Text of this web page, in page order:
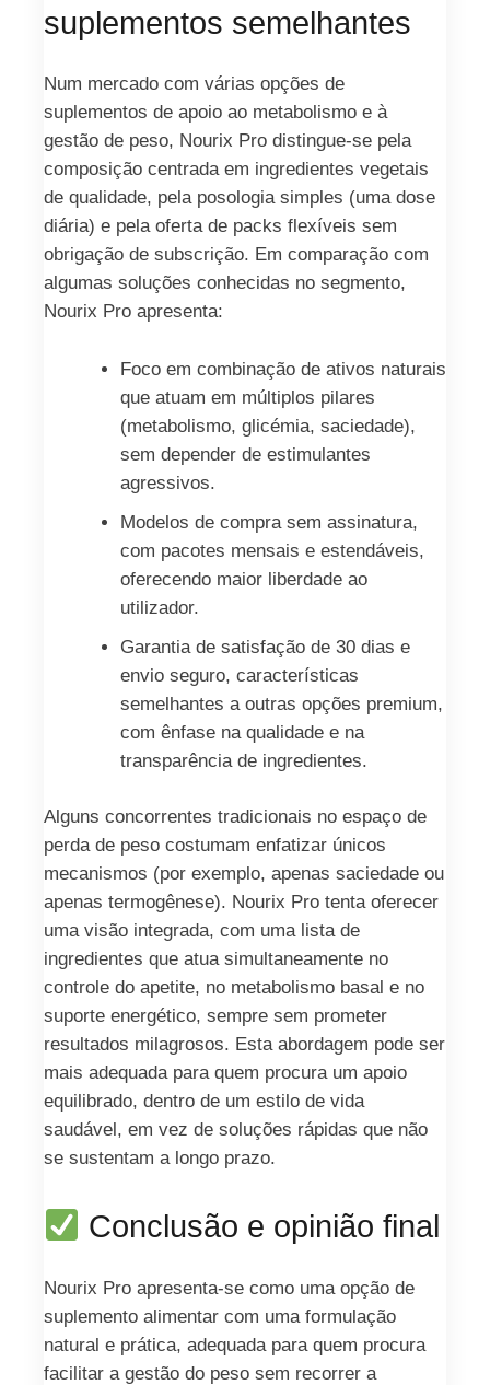
suplementos semelhantes
Num mercado com várias opções de
suplementos de apoio ao metabolismo e à
gestão de peso, Nourix Pro distingue-se pela
composição centrada em ingredientes vegetais
de qualidade, pela posologia simples (uma dose
diária) e pela oferta de packs flexíveis sem
obrigação de subscrição. Em comparação com
algumas soluções conhecidas no segmento,
Nourix Pro apresenta:
Foco em combinação de ativos naturais
que atuam em múltiplos pilares
(metabolismo, glicémia, saciedade),
sem depender de estimulantes
agressivos.
Modelos de compra sem assinatura,
com pacotes mensais e estendáveis,
oferecendo maior liberdade ao
utilizador.
Garantia de satisfação de 30 dias e
envio seguro, características
semelhantes a outras opções premium,
com ênfase na qualidade e na
transparência de ingredientes.
Alguns concorrentes tradicionais no espaço de
perda de peso costumam enfatizar únicos
mecanismos (por exemplo, apenas saciedade ou
apenas termogênese). Nourix Pro tenta oferecer
uma visão integrada, com uma lista de
ingredientes que atua simultaneamente no
controle do apetite, no metabolismo basal e no
suporte energético, sempre sem prometer
resultados milagrosos. Esta abordagem pode ser
mais adequada para quem procura um apoio
equilibrado, dentro de um estilo de vida
saudável, em vez de soluções rápidas que não
se sustentam a longo prazo.
Conclusão e opinião final
Nourix Pro apresenta-se como uma opção de
suplemento alimentar com uma formulação
natural e prática, adequada para quem procura
facilitar a gestão do peso sem recorrer a